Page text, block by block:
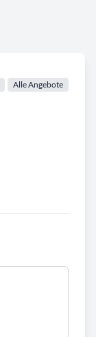
Alle Angebote